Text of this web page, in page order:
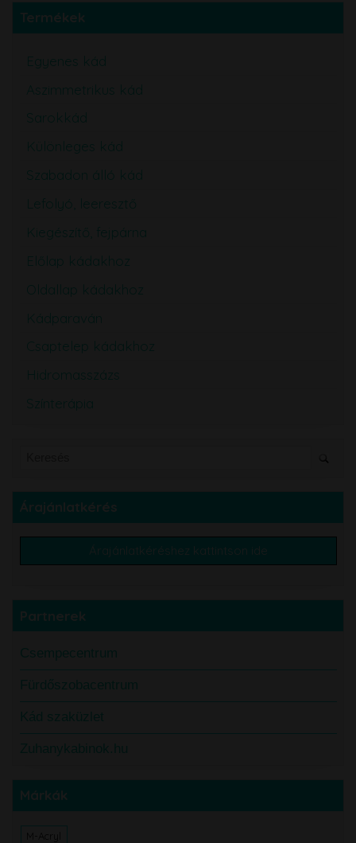
Termékek
Egyenes kád
Aszimmetrikus kád
Sarokkád
Különleges kád
Szabadon álló kád
Lefolyó, leeresztő
Kiegészítő, fejpárna
Előlap kádakhoz
Oldallap kádakhoz
Kádparaván
Csaptelep kádakhoz
Hidromasszázs
Színterápia
Árajánlatkérés
Árajánlatkéréshez kattintson ide
Partnerek
Csempecentrum
Fürdőszobacentrum
Kád szaküzlet
Zuhanykabinok.hu
Márkák
M-Acryl